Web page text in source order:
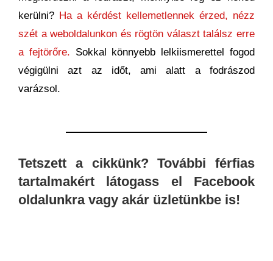
kerülni? Ha a kérdést kellemetlennek érzed, nézz
szét a weboldalunkon és rögtön választ találsz erre
a fejtörőre. Sokkal könnyebb lelkiismerettel fogod
végigülni azt az időt, ami alatt a fodrászod
varázsol.
Tetszett a cikkünk? További férfias
tartalmakért látogass el Facebook
oldalunkra vagy akár üzletünkbe is!